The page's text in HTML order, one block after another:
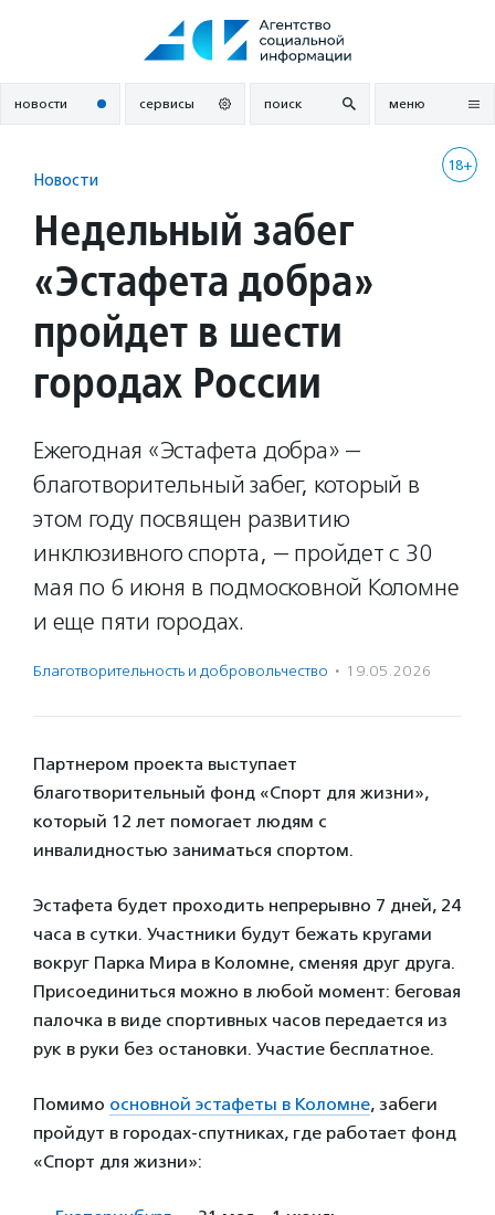
новости сервисы поиск меню
18+
Новости
Недельный забег
«Эстафета добра»
пройдет в шести
городах России
Ежегодная «Эстафета добра» —
благотворительный забег, который в
этом году посвящен развитию
инклюзивного спорта, — пройдет с 30
мая по 6 июня в подмосковной Коломне
и еще пяти городах.
Благотвори­тель­ность и доброволь­чест­во · 19.05.2026
Партнером проекта выступает
благотворительный фонд «Спорт для жизни»,
который 12 лет помогает людям с
инвалидностью заниматься спортом.
Эстафета будет проходить непрерывно 7 дней, 24
часа в сутки. Участники будут бежать кругами
вокруг Парка Мира в Коломне, сменяя друг друга.
Присоединиться можно в любой момент: беговая
палочка в виде спортивных часов передается из
рук в руки без остановки. Участие бесплатное.
Помимо основной эстафеты в Коломне, забеги
пройдут в городах-спутниках, где работает фонд
«Спорт для жизни»: